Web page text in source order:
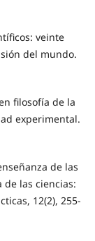
veinte
del mundo.
filosofía de la
experimental.
de las
de las ciencias:
12(2), 255-